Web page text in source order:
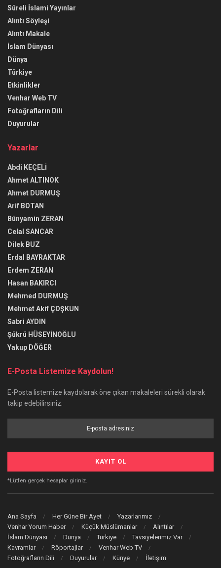
Süreli İslami Yayınlar
Alıntı Söyleşi
Alıntı Makale
İslam Dünyası
Dünya
Türkiye
Etkinlikler
Venhar Web TV
Fotoğrafların Dili
Duyurular
Yazarlar
Abdi KEÇELİ
Ahmet ALTINOK
Ahmet DURMUŞ
Arif BOTAN
Bünyamin ZERAN
Celal SANCAR
Dilek BUZ
Erdal BAYRAKTAR
Erdem ZERAN
Hasan BAKIRCI
Mehmed DURMUŞ
Mehmet Akif ÇOŞKUN
Sabri AYDIN
Şükrü HÜSEYİNOĞLU
Yakup DÖĞER
E-Posta Listemize Kaydolun!
E-Posta listemize kaydolarak öne çıkan makaleleri sürekli olarak
takip edebilirsiniz.
*Lütfen gerçek hesaplar giriniz.
Ana Sayfa Her Güne Bir Ayet
Yazarlarımız
Venhar Yorum Haber
Küçük Müslümanlar
Alıntılar
İslam Dünyası
Dünya Türkiye
Tavsiyelerimiz Var
Kavramlar
Röportajlar
Venhar Web TV
Fotoğrafların Dili
Duyurular Künye İletişim